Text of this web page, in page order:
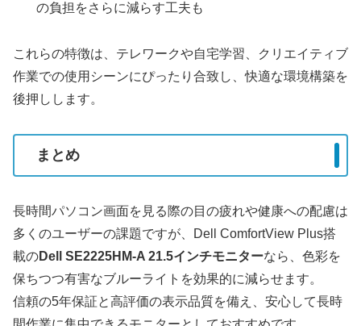
の負担をさらに減らす工夫も
これらの特徴は、テレワークや自宅学習、クリエイティブ
作業での使用シーンにぴったり合致し、快適な環境構築を
後押しします。
まとめ
長時間パソコン画面を見る際の目の疲れや健康への配慮は
多くのユーザーの課題ですが、Dell ComfortView Plus搭
載のDell SE2225HM-A 21.5インチモニターなら、色彩を
保ちつつ有害なブルーライトを効果的に減らせます。
信頼の5年保証と高評価の表示品質を備え、安心して長時